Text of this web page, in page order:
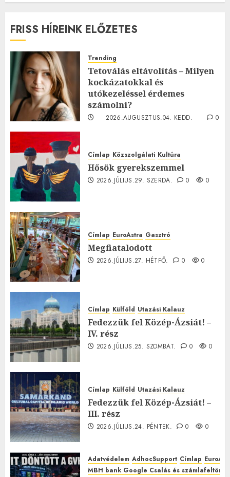
FRISS HÍREINK ELŐZETES
Trending
Tetoválás eltávolítás – Milyen
kockázatokkal és
utókezeléssel érdemes
számolni?
2026.AUGUSZTUS.04. KEDD.
0
Címlap Közszolgálati Kultúra
Hősök gyerekszemmel
2026.JÚLIUS.29. SZERDA. 0 0
Címlap EuroAstra Gasztró
Megfiatalodott
2026.JÚLIUS.27. HÉTFŐ. 0 0
Címlap Külföld Utazási Kalauz
Fedezzük fel Közép-Ázsiát! –
IV. rész
2026.JÚLIUS.25. SZOMBAT. 0 0
Címlap Külföld Utazási Kalauz
Fedezzük fel Közép-Ázsiát! –
III. rész
2026.JÚLIUS.24. PÉNTEK. 0 0
Adatvédelem AdhocSupport Címlap
MBH bank Google Csalás és